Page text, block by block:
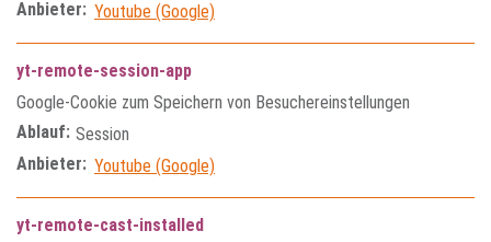
Anbieter: Youtube (Google)
yt-remote-session-app
Google-Cookie zum Speichern von Besuchereinstellungen
Ablauf: Session
Anbieter: Youtube (Google)
yt-remote-cast-installed